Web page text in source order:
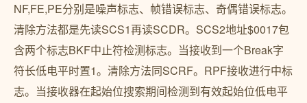
NF,FE,PE分别是噪声标志、帧错误标志、奇偶错误标志。
清除方法都是先读SCS1再读SCDR。SCS2地址$0017包
含两个标志BKF中止符检测标志。当接收到一个Break字
符长低电平时置1。清除方法同SCRF。RPF接收进行中标
志。当接收器在起始位搜索期间检测到有效起始位低电平